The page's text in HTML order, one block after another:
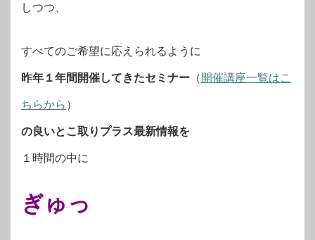
しつつ、
すべてのご希望に応えられるように
昨年１年間開催してきたセミナー （ 開催講座一覧はこ
ちらから ）
の良いとこ取りプラス最新情報を
１時間の中に
ぎゅっ